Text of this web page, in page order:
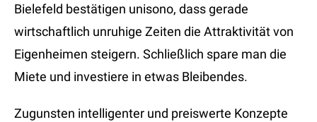
Bielefeld bestätigen unisono, dass gerade
wirtschaftlich unruhige Zeiten die Attraktivität von
Eigenheimen steigern. Schließlich spare man die
Miete und investiere in etwas Bleibendes.
Zugunsten intelligenter und preiswerte Konzepte